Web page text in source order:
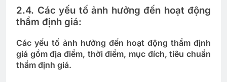
2.4. Các yếu tố ảnh hưởng đến hoạt động
thẩm định giá:
Các yếu tố ảnh hưởng đến hoạt động thẩm định
giá gồm địa điểm, thời điểm, mục đích, tiêu chuẩn
thẩm định giá.